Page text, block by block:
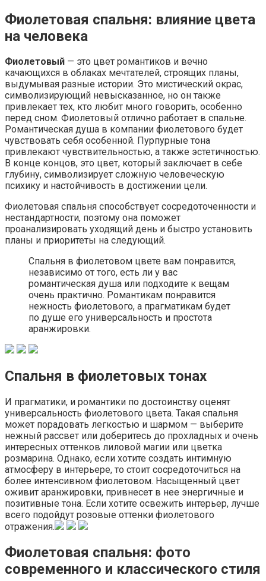
Фиолетовая спальня: влияние цвета
на человека
Фиолетовый — это цвет романтиков и вечно
качающихся в облаках мечтателей, строящих планы,
выдумывая разные истории. Это мистический окрас,
символизирующий невысказанное, но он также
привлекает тех, кто любит много говорить, особенно
перед сном. Фиолетовый отлично работает в спальне.
Романтическая душа в компании фиолетового будет
чувствовать себя особенной. Пурпурные тона
привлекают чувствительностью, а также эстетичностью.
В конце концов, это цвет, который заключает в себе
глубину, символизирует сложную человеческую
психику и настойчивость в достижении цели.
Фиолетовая спальня способствует сосредоточенности и
нестандартности, поэтому она поможет
проанализировать уходящий день и быстро установить
планы и приоритеты на следующий.
Спальня в фиолетовом цвете вам понравится,
независимо от того, есть ли у вас
романтическая душа или подходите к вещам
очень практично. Романтикам понравится
нежность фиолетового, а прагматикам будет
по душе его универсальность и простота
аранжировки.
Спальня в фиолетовых тонах
И прагматики, и романтики по достоинству оценят
универсальность фиолетового цвета. Такая спальня
может порадовать легкостью и шармом — выберите
нежный рассвет или доберитесь до прохладных и очень
интересных оттенков лиловой магии или цветка
розмарина. Однако, если хотите создать интимную
атмосферу в интерьере, то стоит сосредоточиться на
более интенсивном фиолетовом. Насыщенный цвет
оживит аранжировки, привнесет в нее энергичные и
позитивные тона. Если хотите освежить интерьер, лучше
всего подойдут розовые оттенки фиолетового
отражения.
Фиолетовая спальня: фото
современного и классического стиля